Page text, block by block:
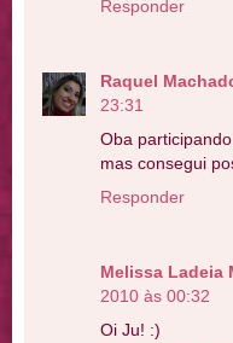
Responder
Raquel
23:31
Oba
mas consegui
Responder
Melissa Ladeia
2010 às 00:32
Oi Ju! :)